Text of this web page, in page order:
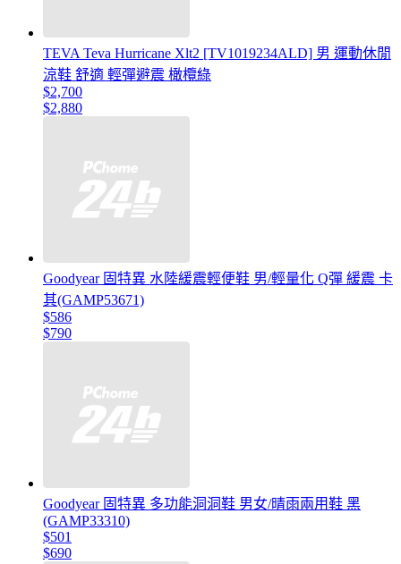
TEVA Teva Hurricane Xlt2 [TV1019234ALD] 男 運動休閒
涼鞋 舒適 輕彈避震 橄欖綠
$2,700
$2,880
Goodyear 固特異 水陸緩震輕便鞋 男/輕量化 Q彈 緩震 卡
其(GAMP53671)
$586
$790
Goodyear 固特異 多功能洞洞鞋 男女/晴雨兩用鞋 黑
(GAMP33310)
$501
$690